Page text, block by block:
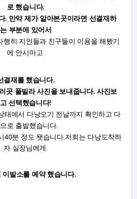
로 했습니다.
. 만약 제가 알아본곳이라면 선결재하
는 부분에 있어서
행히 지인들과 친구들이 이용을 해봤기
에 안시마고
결재를 했습니다.
곳 풀빌라 사진을 보내줍니다. 사진보
고 선택했습니다!
태에서 다낭오기 전날까지 확인하고 다
로 출발했습니다.
40분 정도 됏습니다.저희는 다낭도착하
자 실장님에게
이발소를 예약 했습니다.